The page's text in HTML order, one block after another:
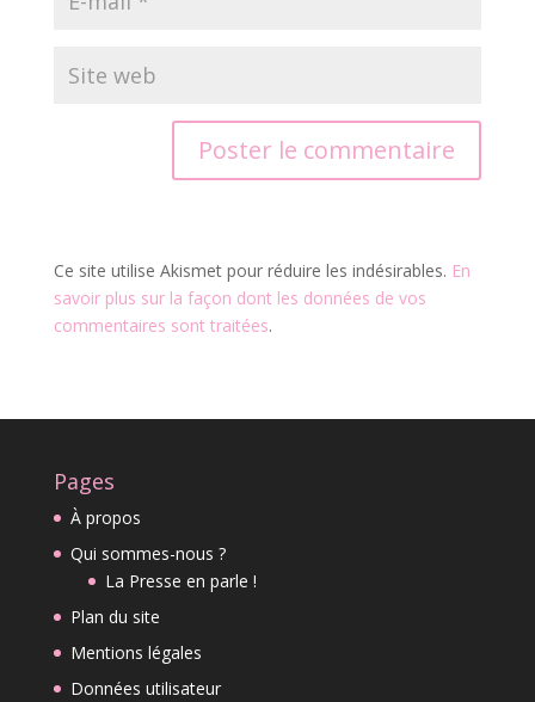
Ce site utilise Akismet pour réduire les indésirables. En
savoir plus sur la façon dont les données de vos
commentaires sont traitées.
Pages
À propos
Qui sommes-nous ?
La Presse en parle !
Plan du site
Mentions légales
Données utilisateur